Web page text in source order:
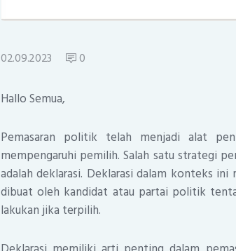
02.09.2023 0
Hallo Semua,
Pemasaran politik telah menjadi alat
mempengaruhi pemilih. Salah satu strategi
adalah deklarasi. Deklarasi dalam konteks
dibuat oleh kandidat atau partai politik
lakukan jika terpilih.